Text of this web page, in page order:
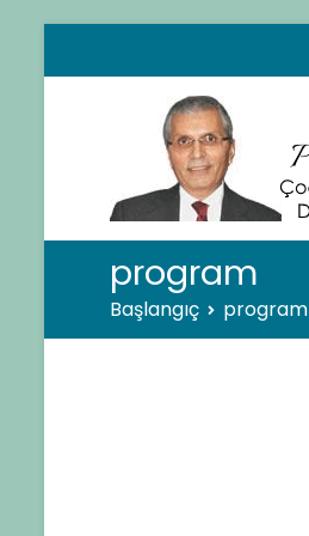
geç
program
Başlangıç program